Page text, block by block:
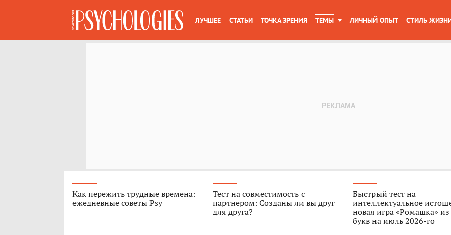
ЛУЧШЕЕ СТАТЬИ ТОЧКА ЗРЕНИЯ ТЕМЫ ЛИЧНЫЙ ОПЫТ СТИЛЬ
Как пережить трудные времена:
ежедневные советы Psy
Тест на совместимость с
партнером: Созданы ли вы друг
для друга?
Быстрый тест на
интеллектуальное
новая игра «Ромашка»
букв на июль 2026-го